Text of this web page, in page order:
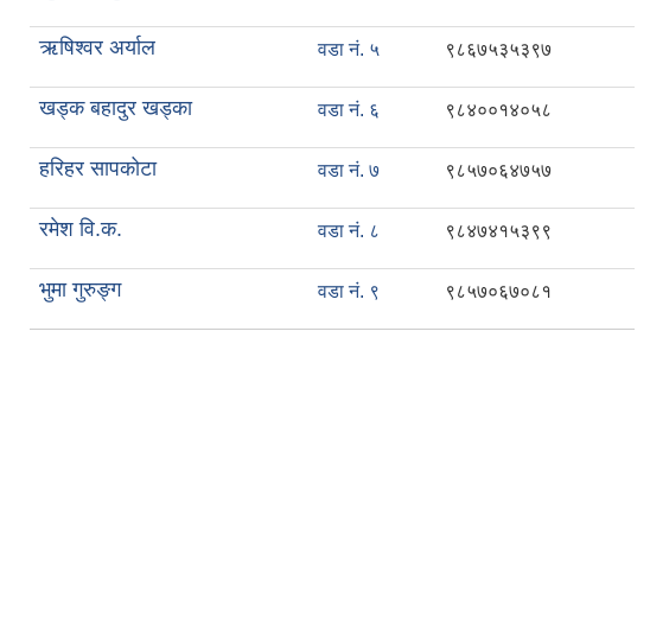
ऋषिश्वर अर्याल वडा नं. ५ ९८६७५३५३९७
खड्क बहादुर खड्का वडा नं. ६ ९८४००१४०५८
हरिहर सापकोटा वडा नं. ७ ९८५७०६४७५७
रमेश वि.क. वडा नं. ८ ९८४७४१५३९९
भुमा गुरुङ्ग वडा नं. ९ ९८५७०६७०८१